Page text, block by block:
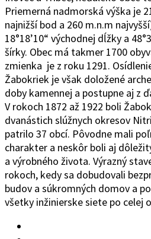
Priemerná nadmorská výška je
najnižší bod a 260 m.n.m
18°18’10“ východnej dĺžky a
šírky. Obec má takmer 1700
zmienka je z roku 1291.
Žabokriek je však doložené
doby kamennej a postupne aj z
V rokoch 1872 až 1922 boli
dvanástich slúžnych okresov
patrilo 37 obcí. Pôvodne mali
charakter a neskôr boli aj
a výrobného života. Výrazný
rokoch, kedy sa dobudovali
budov a súkromných domov a
všetky inžinierske siete po celej